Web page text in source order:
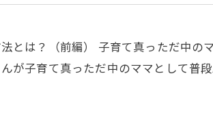
とは？（前編） 子育て真っただ中の
が子育て真っただ中のママとして普